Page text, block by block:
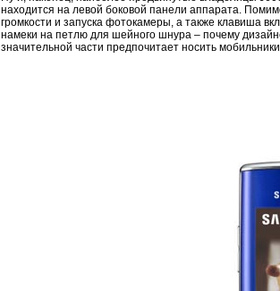
находится на левой боковой панели аппарата.
громкости и запуска фотокамеры, а также клавиша
намеки на петлю для шейного шнура – почему
значительной части предпочитает носить